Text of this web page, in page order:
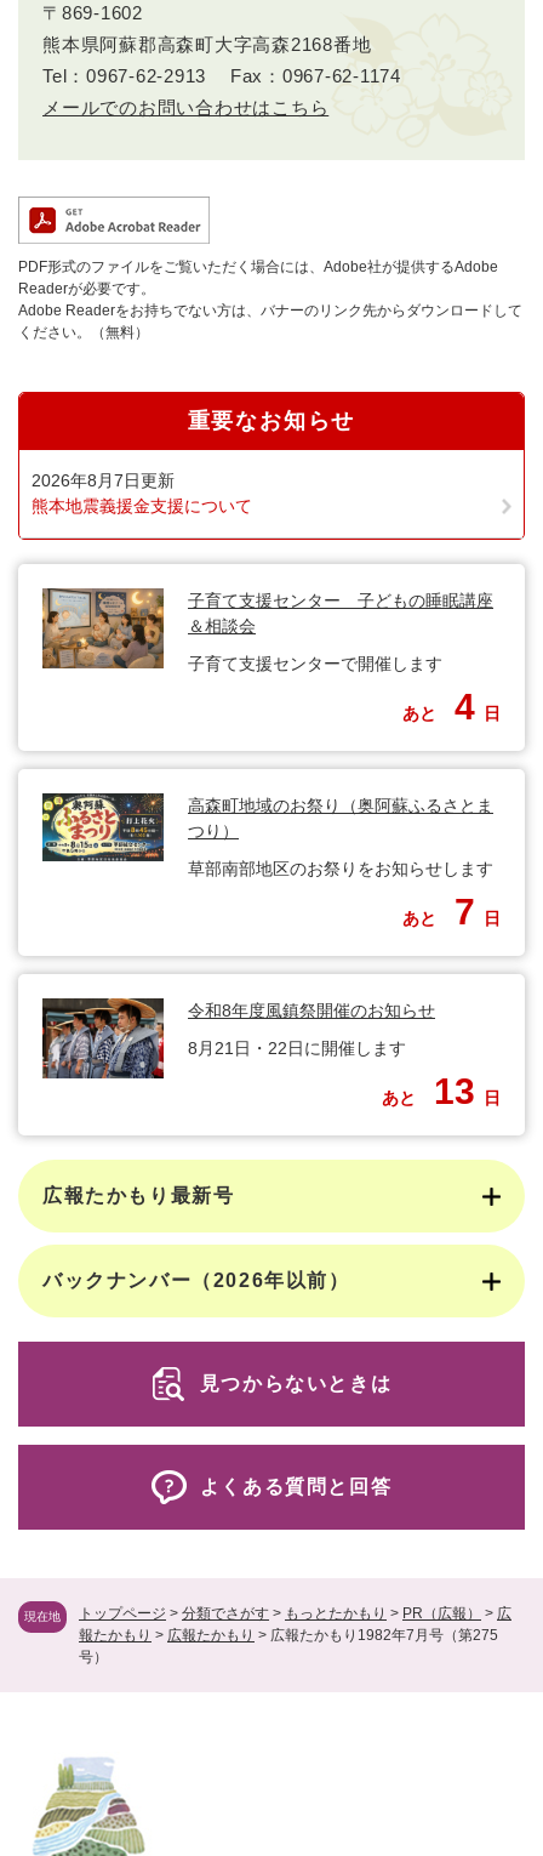
現在地 トップページ > 分類でさがす > もっとたかもり > PR（広報） > 広
報たかもり > 広報たかもり > 広報たかもり1982年7月号（第275
号）
〒869-1602
熊本県阿蘇郡高森町大字高森2168番地
Tel：0967-62-2913
Fax：0967-62-1174
メールでのお問い合わせはこちら
PDF形式のファイルをご覧いただく場合には、Adobe社が提供するAdobe
Readerが必要です。
Adobe Readerをお持ちでない方は、バナーのリンク先からダウンロードして
ください。（無料）
重要なお知らせ
2026年8月7日更新
熊本地震義援金支援について
子育て支援センター 子どもの睡眠講座
＆相談会
子育て支援センターで開催します
あと 4 日
高森町地域のお祭り（奥阿蘇ふるさとま
つり）
草部南部地区のお祭りをお知らせします
あと 7 日
令和8年度風鎮祭開催のお知らせ
8月21日・22日に開催します
あと 13 日
広報たかもり最新号
バックナンバー（2026年以前）
見つからないときは
よくある質問と回答